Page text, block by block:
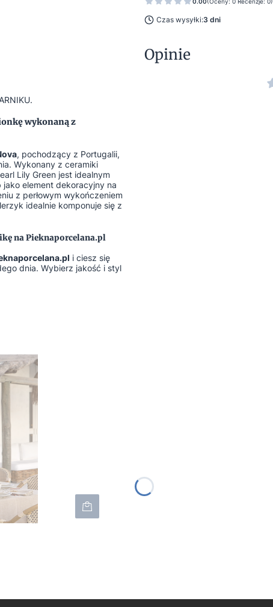
Czas wysyłki:3 dni
wykonaną z
, pochodzący z Portugalii,
Wykonany z ceramiki
Lily Green jest idealnym
jako element dekoracyjny na
z perłowym wykończeniem
idealnie komponuje się z
na Pieknaporcelana.pl
i ciesz się
dnia. Wybierz jakość i styl
Opinie